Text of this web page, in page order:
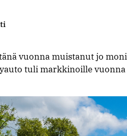
vuonna muistanut jo
tuli markkinoille vuonna